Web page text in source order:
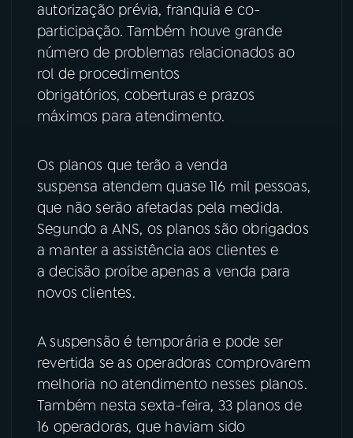
autorização prévia, franquia e co-
participação. Também houve grande
número de problemas relacionados ao
rol de procedimentos
obrigatórios, coberturas e prazos
máximos para atendimento.
Os planos que terão a venda
suspensa atendem quase 116 mil pessoas,
que não serão afetadas pela medida.
Segundo a ANS, os planos são obrigados
a manter a assistência aos clientes e
a decisão proíbe apenas a venda para
novos clientes.
A suspensão é temporária e pode ser
revertida se as operadoras comprovarem
melhoria no atendimento nesses planos.
Também nesta sexta-feira, 33 planos de
16 operadoras, que haviam sido